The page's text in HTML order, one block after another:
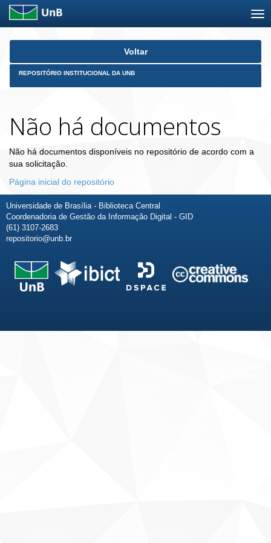
Skip
Voltar
REPOSITÓRIO INSTITUCIONAL DA UNB
Não há documentos
Não há documentos disponíveis no repositório de acordo com a
sua solicitação.
Página inicial do repositório
Universidade de Brasília - Biblioteca Central
Coordenadoria de Gestão da Informação Digital - GID
(61) 3107-2683
repositorio@unb.br